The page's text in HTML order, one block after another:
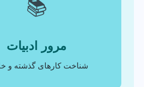
📚
مرور ادبیات
شناخت کارهای گذشته و